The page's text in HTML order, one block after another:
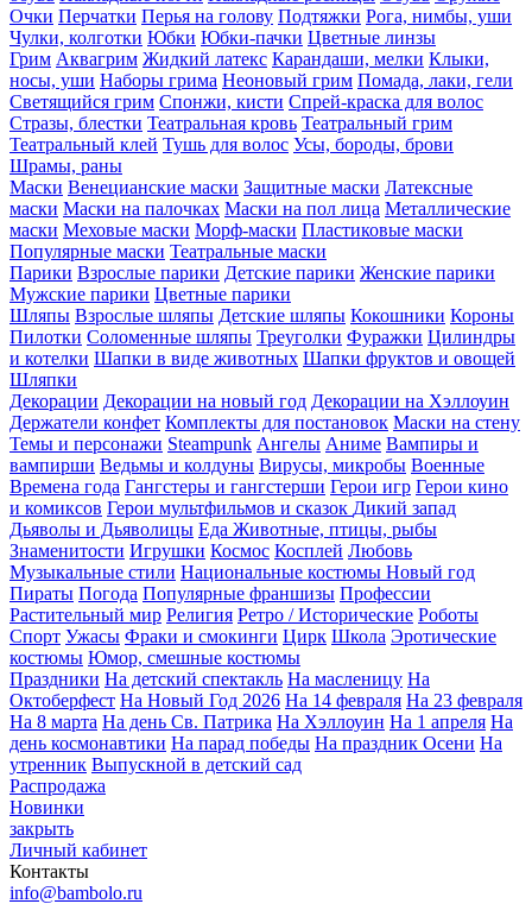
Очки Перчатки Перья на голову Подтяжки Рога, нимбы, уши
Чулки, колготки Юбки Юбки-пачки Цветные линзы
Грим Аквагрим Жидкий латекс Карандаши, мелки Клыки,
носы, уши Наборы грима Неоновый грим Помада, лаки, гели
Светящийся грим Спонжи, кисти Спрей-краска для волос
Стразы, блестки Театральная кровь Театральный грим
Театральный клей Тушь для волос Усы, бороды, брови
Шрамы, раны
Маски Венецианские маски Защитные маски Латексные
маски Маски на палочках Маски на пол лица Металлические
маски Меховые маски Морф-маски Пластиковые маски
Популярные маски Театральные маски
Парики Взрослые парики Детские парики Женские парики
Мужские парики Цветные парики
Шляпы Взрослые шляпы Детские шляпы Кокошники Короны
Пилотки Соломенные шляпы Треуголки Фуражки Цилиндры
и котелки Шапки в виде животных Шапки фруктов и овощей
Шляпки
Декорации Декорации на новый год Декорации на Хэллоуин
Держатели конфет Комплекты для постановок Маски на стену
Темы и персонажи Steampunk Ангелы Аниме Вампиры и
вампирши Ведьмы и колдуны Вирусы, микробы Военные
Времена года Гангстеры и гангстерши Герои игр Герои кино
и комиксов Герои мультфильмов и сказок Дикий запад
Дьяволы и Дьяволицы Еда Животные, птицы, рыбы
Знаменитости Игрушки Космос Косплей Любовь
Музыкальные стили Национальные костюмы Новый год
Пираты Погода Популярные франшизы Профессии
Растительный мир Религия Ретро / Исторические Роботы
Спорт Ужасы Фраки и смокинги Цирк Школа Эротические
костюмы Юмор, смешные костюмы
Праздники На детский спектакль На масленицу На
Октоберфест На Новый Год 2026 На 14 февраля На 23 февраля
На 8 марта На день Св. Патрика На Хэллоуин На 1 апреля На
день космонавтики На парад победы На праздник Осени На
утренник Выпускной в детский сад
Распродажа
Новинки
закрыть
Личный кабинет
Контакты
info@bambolo.ru